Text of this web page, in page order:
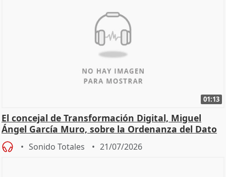
01:13
El concejal de Transformación Digital, Miguel
Ángel García Muro, sobre la Ordenanza del Dato
Sonido Totales 21/07/2026